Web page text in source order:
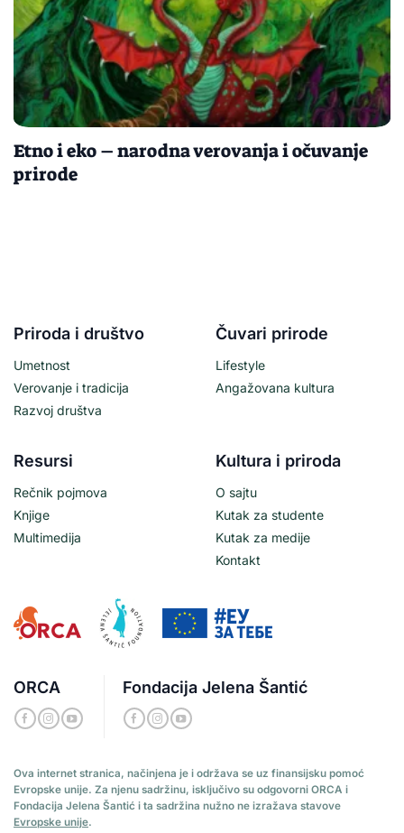
Etno i eko – narodna verovanja i očuvanje
prirode
ORCA Fondacija Jelena Šantić
Priroda i društvo
Umetnost
Verovanje i tradicija
Razvoj društva
Čuvari prirode
Lifestyle
Angažovana kultura
Resursi
Rečnik pojmova
Knjige
Multimedija
Kultura i priroda
O sajtu
Kutak za studente
Kutak za medije
Kontakt
Ova internet stranica, načinjena je i održava se uz finansijsku pomoć
Evropske unije. Za njenu sadržinu, isključivo su odgovorni ORCA i
Fondacija Jelena Šantić i ta sadržina nužno ne izražava stavove
Evropske unije.